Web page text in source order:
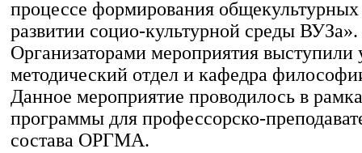
процессе формирования
развитии социо-культурной среды ВУЗа».
Организаторами мероприятия выступили
методический отдел и кафедра
Данное мероприятие проводилось в
программы для профессорско-
состава ОРГМА.